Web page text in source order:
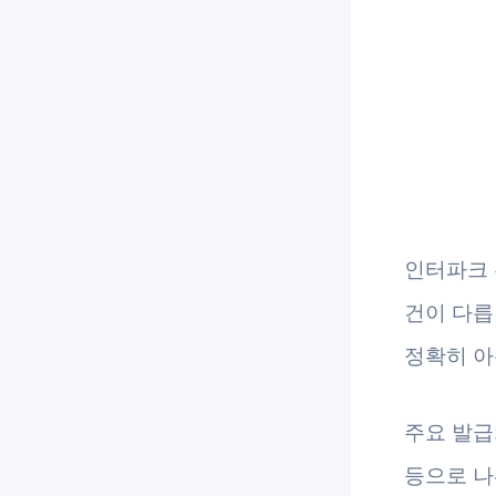
인터파크
건이 다
정확히
주요 발
등으로